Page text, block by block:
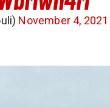
November 4, 2021